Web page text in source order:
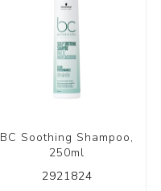
BC Soothing Shampoo,
250ml
2921824